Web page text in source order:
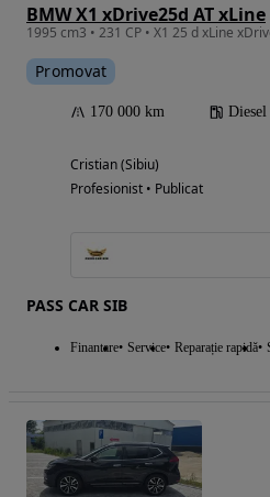
BMW X1 xDrive25d AT xLine
1995 cm3 • 231 CP • X1 25 d xLine
Promovat
170 000 km Diesel
Cristian (Sibiu)
Profesionist • Publicat
PASS CAR SIB
Finantare Service Reparație rapidă